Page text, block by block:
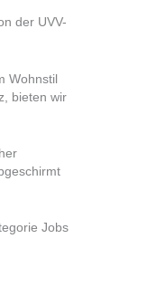
der UVV-
Wohnstil
bieten wir
Jobs